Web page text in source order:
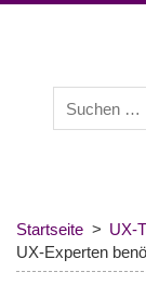
Experten
Startseite UX-
UX-Experten